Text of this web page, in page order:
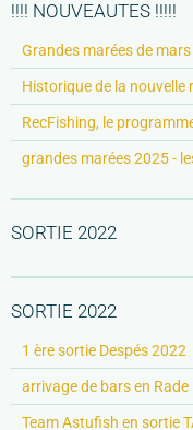
!!!! NOUVEAUTES !!!!!
Grandes marées de
Historique de la nouvelle
RecFishing, le
grandes marées 2025 -
SORTIE 2022
SORTIE 2022
1 ère sortie Despés 2022
arrivage de bars en Rade
Team Astufish en sortie